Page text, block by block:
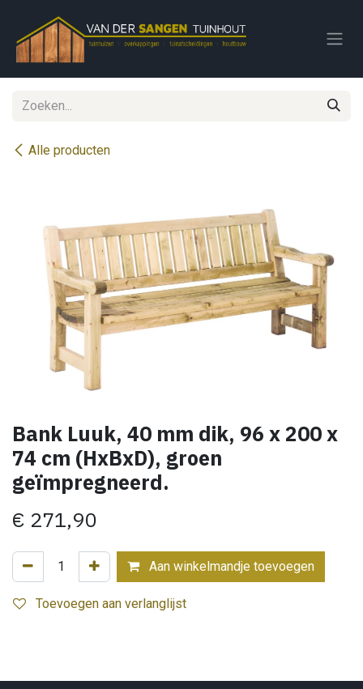
Alle producten
Bank Luuk, 40 mm dik, 96 x 200 x
74 cm (HxBxD), groen
geïmpregneerd.
€ 271,90
Aan winkelmandje toevoegen
Toevoegen aan verlanglijst